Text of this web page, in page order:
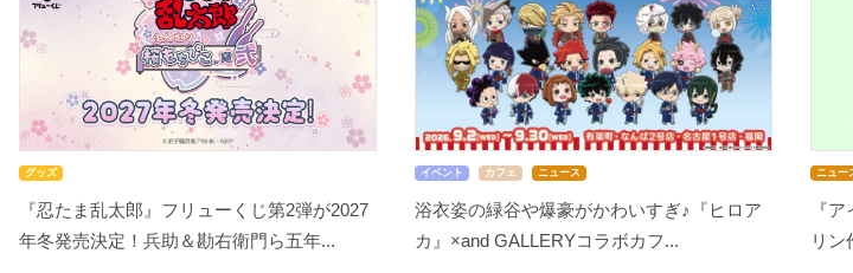
グッズ
『忍たま乱太郎』フリューくじ第2弾が2027
年冬発売決定！兵助＆勘右衛門ら五年...
イベント カフェ ニュース
浴衣姿の緑谷や爆豪がかわいすぎ♪『ヒロア
カ』×and GALLERYコラボカフ...
ニュー
『
リン